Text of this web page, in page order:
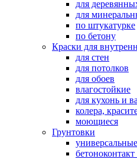
для
для
по штукатурке
по бетону
Краски для
для стен
для потолков
для обоев
влагостойкие
для кухонь и
колера,
моющиеся
Грунтовки
универсальные